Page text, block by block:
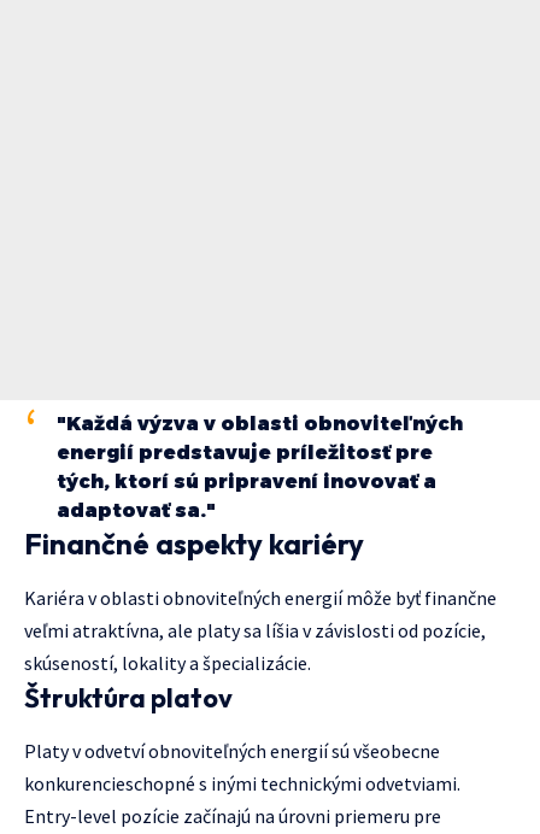
"Každá výzva v oblasti obnoviteľných
energií predstavuje príležitosť pre
tých, ktorí sú pripravení inovovať a
adaptovať sa."
Finančné aspekty kariéry
Kariéra v oblasti obnoviteľných energií môže byť finančne
veľmi atraktívna, ale platy sa líšia v závislosti od pozície,
skúseností, lokality a špecializácie.
Štruktúra platov
Platy v odvetví obnoviteľných energií sú všeobecne
konkurencieschopné s inými technickými odvetviami.
Entry-level pozície začínajú na úrovni priemeru pre